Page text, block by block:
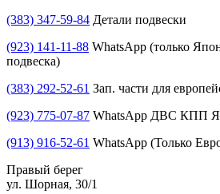
(383) 347-59-84 Детали подвески
(923) 141-11-88 WhatsApp (только
подвеска)
(383) 292-52-61 Зап. части для
(923) 775-07-87 WhatsApp ДВС КПП
(913) 916-52-61 WhatsApp (Только
Правый берег
ул. Шорная, 30/1